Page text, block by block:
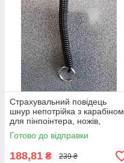
Страхувальний повідець
шнур непотрійка з карабіном
для пінпоінтера, ножів,
ліхтарів, рацій, ключів
Готово до відправки
188,81 ₴ 239 ₴